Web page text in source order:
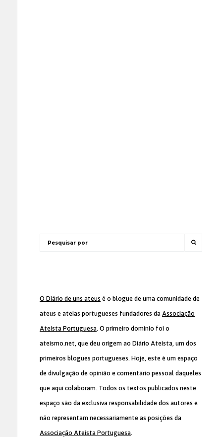
O Diário de uns ateus é o blogue de uma comunidade de
ateus e ateias portugueses fundadores da Associação
Ateísta Portuguesa. O primeiro domínio foi o
ateismo.net, que deu origem ao Diário Ateísta, um dos
primeiros blogues portugueses. Hoje, este é um espaço
de divulgação de opinião e comentário pessoal daqueles
que aqui colaboram. Todos os textos publicados neste
espaço são da exclusiva responsabilidade dos autores e
não representam necessariamente as posições da
Associação Ateísta Portuguesa.